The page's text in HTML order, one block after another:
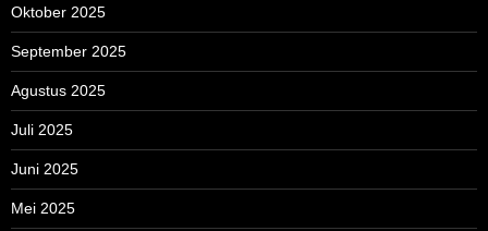
Oktober 2025
September 2025
Agustus 2025
Juli 2025
Juni 2025
Mei 2025